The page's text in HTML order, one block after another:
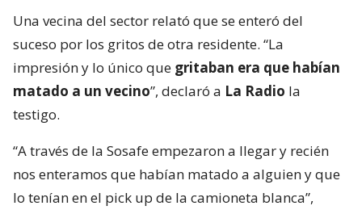
Una vecina del sector relató que se enteró del
suceso por los gritos de otra residente. “La
impresión y lo único que gritaban era que habían
matado a un vecino”, declaró a La Radio la
testigo.
“A través de la Sosafe empezaron a llegar y recién
nos enteramos que habían matado a alguien y que
lo tenían en el pick up de la camioneta blanca”,